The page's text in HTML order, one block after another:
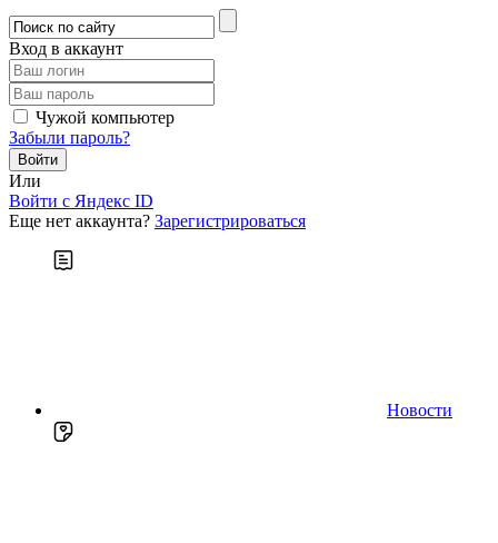
Вход в аккаунт
Чужой компьютер
Забыли пароль?
Или
Войти c Яндекс ID
Еще нет аккаунта? Зарегистрироваться
Новости